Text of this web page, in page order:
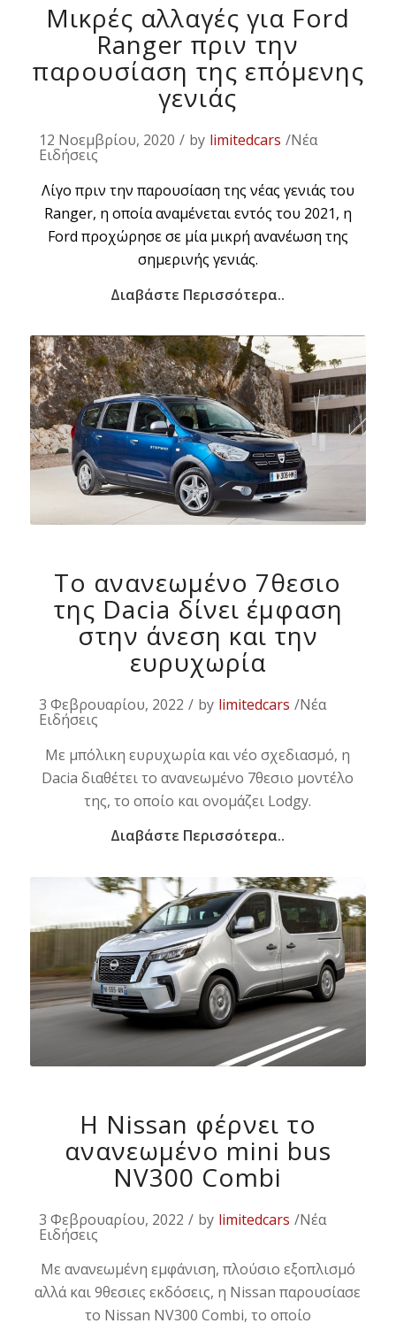
Μικρές αλλαγές για Ford
Ranger πριν την
παρουσίαση της επόμενης
γενιάς
12 Νοεμβρίου, 2020 / by limitedcars /Νέα
Ειδήσεις
Λίγο πριν την παρουσίαση της νέας γενιάς του
Ranger, η οποία αναμένεται εντός του 2021, η
Ford προχώρησε σε μία μικρή ανανέωση της
σημερινής γενιάς.
Διαβάστε Περισσότερα..
Το ανανεωμένο 7θεσιο
της Dacia δίνει έμφαση
στην άνεση και την
ευρυχωρία
3 Φεβρουαρίου, 2022 / by limitedcars /Νέα
Ειδήσεις
Με μπόλικη ευρυχωρία και νέο σχεδιασμό, η
Dacia διαθέτει το ανανεωμένο 7θεσιο μοντέλο
της, το οποίο και ονομάζει Lodgy.
Διαβάστε Περισσότερα..
Η Nissan φέρνει το
ανανεωμένο mini bus
NV300 Combi
3 Φεβρουαρίου, 2022 / by limitedcars /Νέα
Ειδήσεις
Με ανανεωμένη εμφάνιση, πλούσιο εξοπλισμό
αλλά και 9θεσιες εκδόσεις, η Nissan παρουσίασε
το Nissan NV300 Combi, το οποίο